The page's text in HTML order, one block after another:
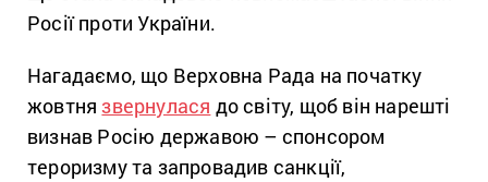
Росії проти України.
Нагадаємо, що Верховна Рада на початку
жовтнязвернулася до світу, щоб він нарешті
визнав Росію державою – спонсором
тероризму та запровадив санкції,